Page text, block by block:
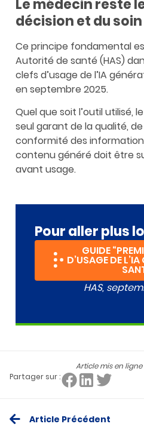
Le médecin reste
décision et du soin
Ce principe fondamental
Autorité de santé (HAS)
clefs d’usage de l’IA
en septembre 2025.
Quel que soit l’outil utilisé,
seul garant de la qualité,
conformité des
contenu généré doit être
avant usage.
Pour aller plus
GUIDE
D’USAGE DE
HAS,
Article mis en ligne
Partager sur :
Article Précédent